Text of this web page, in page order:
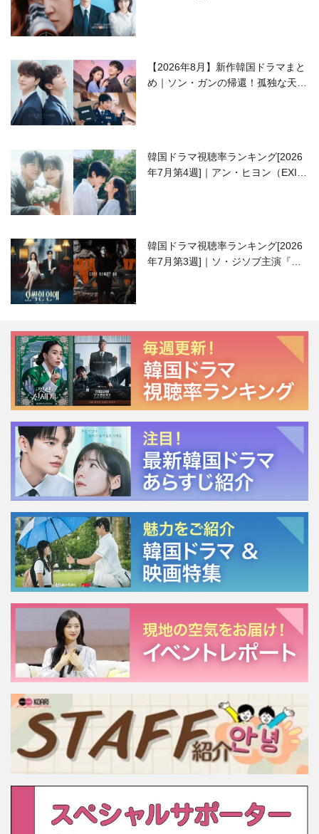
【2026年8月】新作韓国ドラマまと
め｜ソン・ガンの帰還！孤独な天才
韓国ドラマ視聴率ランキング[2026
年7月第4週]｜アン・ヒヨン（EXID
韓国ドラマ視聴率ランキング[2026
年7月第3週]｜ソ・ジソブ主演『エ